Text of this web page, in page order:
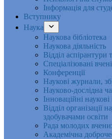
Інформація для
Вступнику
Наука
Наукова бібліотека
Наукова діяльність
Відділ аспірантури
Спеціалізовані
Конференції
Наукові журнали,
Науково-дослідна
Інноваційні
Відділ організації
здобувачами освіти
Рада молодих
Академічна